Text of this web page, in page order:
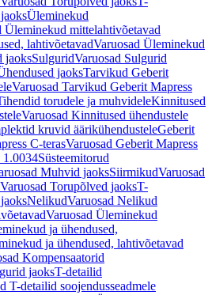
Üleminekud
Üleminekud mittelahtivõetavad
lahtivõetavadVaruosad Üleminekud
jaoksSulguridVaruosad Sulgurid
jaoksTarvikud Geberit
Varuosad Tarvikud Geberit Mapress
torudele ja muhvideleKinnitused
Varuosad Kinnitused ühendustele
kruvid äärikühendusteleGeberit
C-terasVaruosad Geberit Mapress
1.0034Süsteemitorud
Muhvid jaoksSiirmikudVaruosad
Varuosad Torupõlved jaoksT-
NelikudVaruosad Nelikud
Varuosad Üleminekud
ja ühendused,
ja ühendused, lahtivõetavad
Kompensaatorid
jaoksT-detailid
T-detailid soojendusseadmele